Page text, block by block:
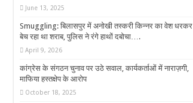
June 13, 2025
Smuggling: बिलासपुर में अनोखी तस्करी किन्नर का वेश धरकर
बेच रहा था शराब, पुलिस ने रंगे हाथों दबोचा….
April 9, 2026
कांग्रेस के संगठन चुनाव पर उठे सवाल, कार्यकर्ताओं में नाराज़गी,
माफिया हस्तक्षेप के आरोप
October 18, 2025